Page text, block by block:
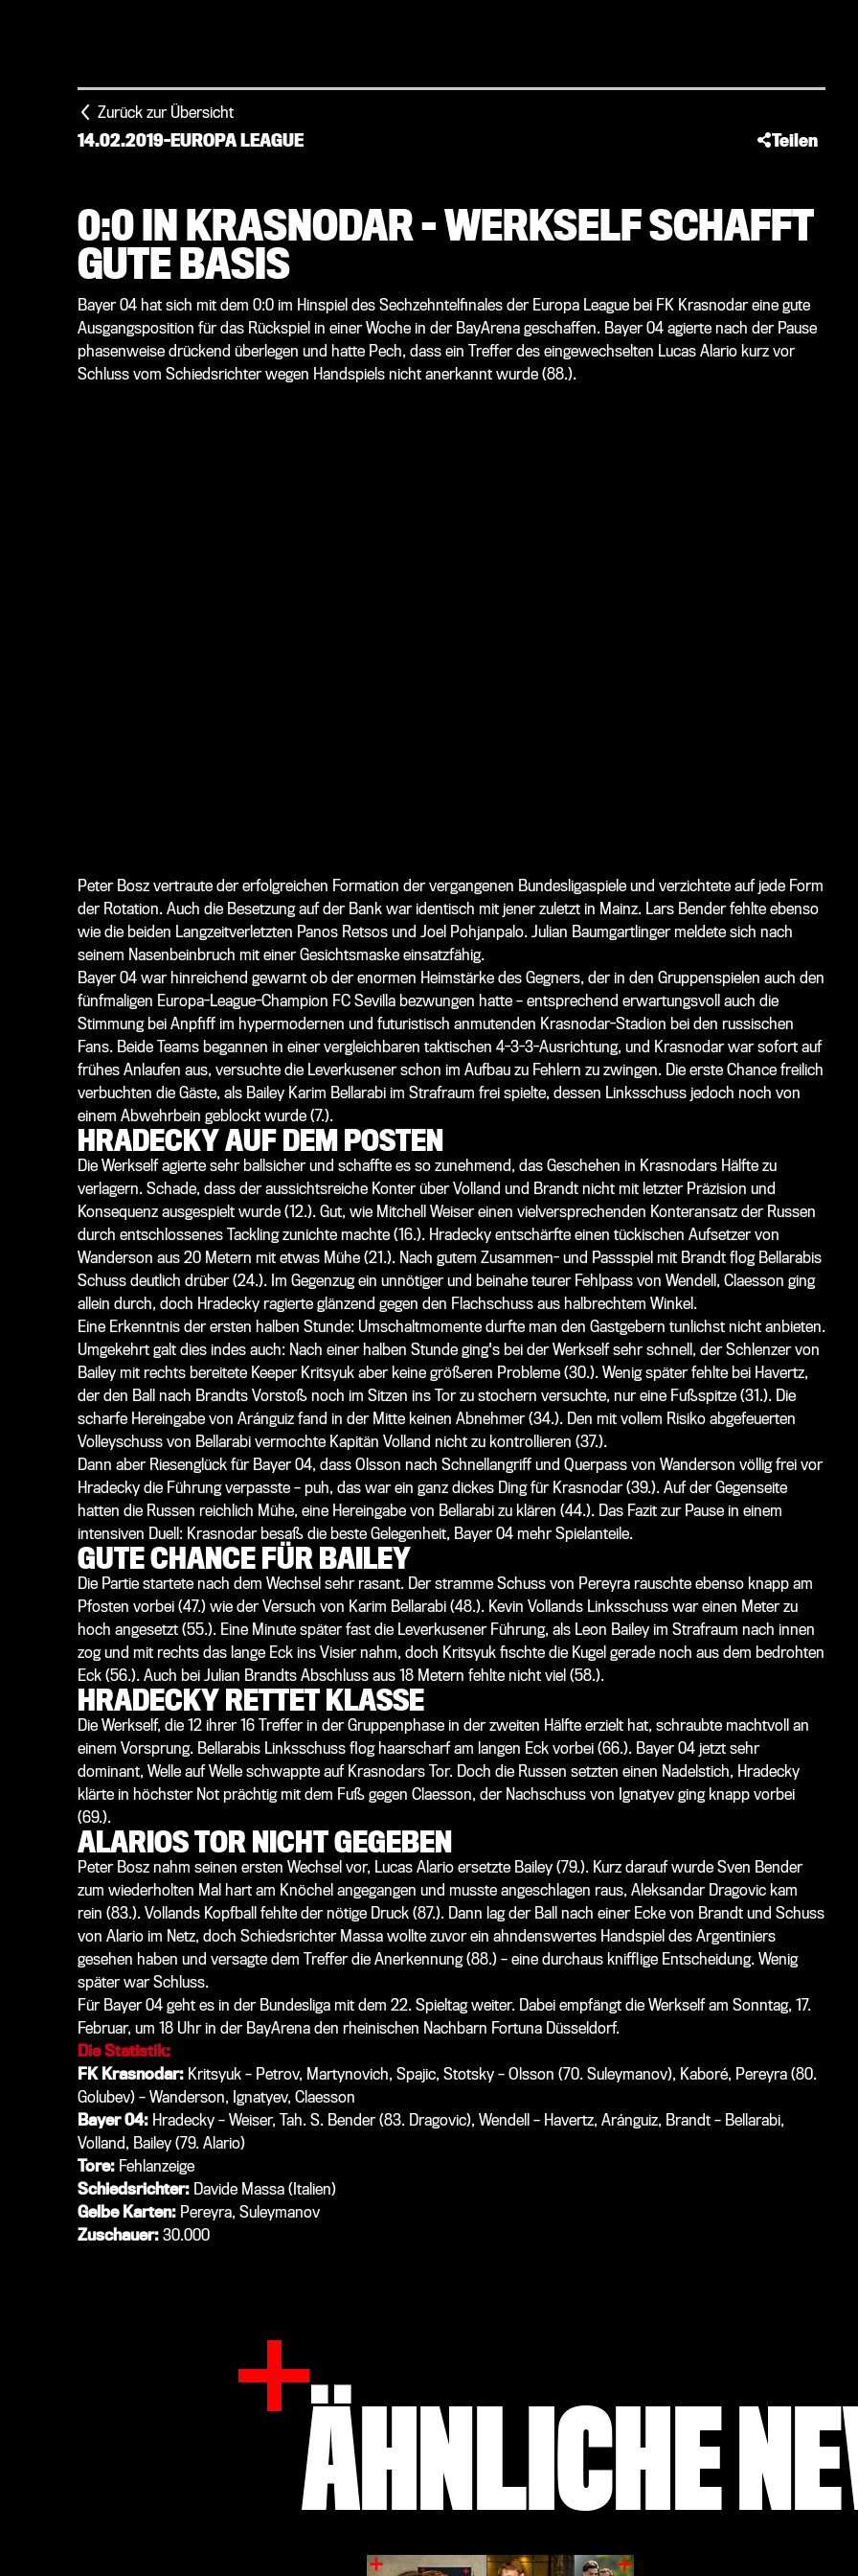
Zurück zur Übersicht
14.02.2019-EUROPA LEAGUE Teilen
0:0 IN KRASNODAR – WERKSELF SCHAFFT
GUTE BASIS
Bayer 04 hat sich mit dem 0:0 im Hinspiel des Sechzehntelfinales der Europa League bei FK Krasnodar eine gute
Ausgangsposition für das Rückspiel in einer Woche in der BayArena geschaffen. Bayer 04 agierte nach der Pause
phasenweise drückend überlegen und hatte Pech, dass ein Treffer des eingewechselten Lucas Alario kurz vor
Schluss vom Schiedsrichter wegen Handspiels nicht anerkannt wurde (88.).
Peter Bosz vertraute der erfolgreichen Formation der vergangenen Bundesligaspiele und verzichtete auf jede Form
der Rotation. Auch die Besetzung auf der Bank war identisch mit jener zuletzt in Mainz. Lars Bender fehlte ebenso
wie die beiden Langzeitverletzten Panos Retsos und Joel Pohjanpalo. Julian Baumgartlinger meldete sich nach
seinem Nasenbeinbruch mit einer Gesichtsmaske einsatzfähig.
Bayer 04 war hinreichend gewarnt ob der enormen Heimstärke des Gegners, der in den Gruppenspielen auch den
fünfmaligen Europa-League-Champion FC Sevilla bezwungen hatte – entsprechend erwartungsvoll auch die
Stimmung bei Anpfiff im hypermodernen und futuristisch anmutenden Krasnodar-Stadion bei den russischen
Fans. Beide Teams begannen in einer vergleichbaren taktischen 4-3-3-Ausrichtung, und Krasnodar war sofort auf
frühes Anlaufen aus, versuchte die Leverkusener schon im Aufbau zu Fehlern zu zwingen. Die erste Chance freilich
verbuchten die Gäste, als Bailey Karim Bellarabi im Strafraum frei spielte, dessen Linksschuss jedoch noch von
einem Abwehrbein geblockt wurde (7.).
HRADECKY AUF DEM POSTEN
Die Werkself agierte sehr ballsicher und schaffte es so zunehmend, das Geschehen in Krasnodars Hälfte zu
verlagern. Schade, dass der aussichtsreiche Konter über Volland und Brandt nicht mit letzter Präzision und
Konsequenz ausgespielt wurde (12.). Gut, wie Mitchell Weiser einen vielversprechenden Konteransatz der Russen
durch entschlossenes Tackling zunichte machte (16.). Hradecky entschärfte einen tückischen Aufsetzer von
Wanderson aus 20 Metern mit etwas Mühe (21.). Nach gutem Zusammen- und Passspiel mit Brandt flog Bellarabis
Schuss deutlich drüber (24.). Im Gegenzug ein unnötiger und beinahe teurer Fehlpass von Wendell, Claesson ging
allein durch, doch Hradecky ragierte glänzend gegen den Flachschuss aus halbrechtem Winkel.
Eine Erkenntnis der ersten halben Stunde: Umschaltmomente durfte man den Gastgebern tunlichst nicht anbieten.
Umgekehrt galt dies indes auch: Nach einer halben Stunde ging's bei der Werkself sehr schnell, der Schlenzer von
Bailey mit rechts bereitete Keeper Kritsyuk aber keine größeren Probleme (30.). Wenig später fehlte bei Havertz,
der den Ball nach Brandts Vorstoß noch im Sitzen ins Tor zu stochern versuchte, nur eine Fußspitze (31.). Die
scharfe Hereingabe von Aránguiz fand in der Mitte keinen Abnehmer (34.). Den mit vollem Risiko abgefeuerten
Volleyschuss von Bellarabi vermochte Kapitän Volland nicht zu kontrollieren (37.).
Dann aber Riesenglück für Bayer 04, dass Olsson nach Schnellangriff und Querpass von Wanderson völlig frei vor
Hradecky die Führung verpasste – puh, das war ein ganz dickes Ding für Krasnodar (39.). Auf der Gegenseite
hatten die Russen reichlich Mühe, eine Hereingabe von Bellarabi zu klären (44.). Das Fazit zur Pause in einem
intensiven Duell: Krasnodar besaß die beste Gelegenheit, Bayer 04 mehr Spielanteile.
GUTE CHANCE FÜR BAILEY
Die Partie startete nach dem Wechsel sehr rasant. Der stramme Schuss von Pereyra rauschte ebenso knapp am
Pfosten vorbei (47.) wie der Versuch von Karim Bellarabi (48.). Kevin Vollands Linksschuss war einen Meter zu
hoch angesetzt (55.). Eine Minute später fast die Leverkusener Führung, als Leon Bailey im Strafraum nach innen
zog und mit rechts das lange Eck ins Visier nahm, doch Kritsyuk fischte die Kugel gerade noch aus dem bedrohten
Eck (56.). Auch bei Julian Brandts Abschluss aus 18 Metern fehlte nicht viel (58.).
HRADECKY RETTET KLASSE
Die Werkself, die 12 ihrer 16 Treffer in der Gruppenphase in der zweiten Hälfte erzielt hat, schraubte machtvoll an
einem Vorsprung. Bellarabis Linksschuss flog haarscharf am langen Eck vorbei (66.). Bayer 04 jetzt sehr
dominant, Welle auf Welle schwappte auf Krasnodars Tor. Doch die Russen setzten einen Nadelstich, Hradecky
klärte in höchster Not prächtig mit dem Fuß gegen Claesson, der Nachschuss von Ignatyev ging knapp vorbei
(69.).
ALARIOS TOR NICHT GEGEBEN
Peter Bosz nahm seinen ersten Wechsel vor, Lucas Alario ersetzte Bailey (79.). Kurz darauf wurde Sven Bender
zum wiederholten Mal hart am Knöchel angegangen und musste angeschlagen raus, Aleksandar Dragovic kam
rein (83.). Vollands Kopfball fehlte der nötige Druck (87.). Dann lag der Ball nach einer Ecke von Brandt und Schuss
von Alario im Netz, doch Schiedsrichter Massa wollte zuvor ein ahndenswertes Handspiel des Argentiniers
gesehen haben und versagte dem Treffer die Anerkennung (88.) – eine durchaus knifflige Entscheidung. Wenig
später war Schluss.
Für Bayer 04 geht es in der Bundesliga mit dem 22. Spieltag weiter. Dabei empfängt die Werkself am Sonntag, 17.
Februar, um 18 Uhr in der BayArena den rheinischen Nachbarn Fortuna Düsseldorf.
Die Statistik:
FK Krasnodar:Kritsyuk – Petrov, Martynovich, Spajic, Stotsky – Olsson (70. Suleymanov), Kaboré, Pereyra (80.
Golubev) – Wanderson, Ignatyev, Claesson
Bayer 04:Hradecky – Weiser, Tah. S. Bender (83. Dragovic), Wendell – Havertz, Aránguiz, Brandt – Bellarabi,
Volland, Bailey (79. Alario)
Tore:Fehlanzeige
Schiedsrichter:Davide Massa (Italien)
Gelbe Karten:Pereyra, Suleymanov
Zuschauer:30.000
ÄHNLICHE